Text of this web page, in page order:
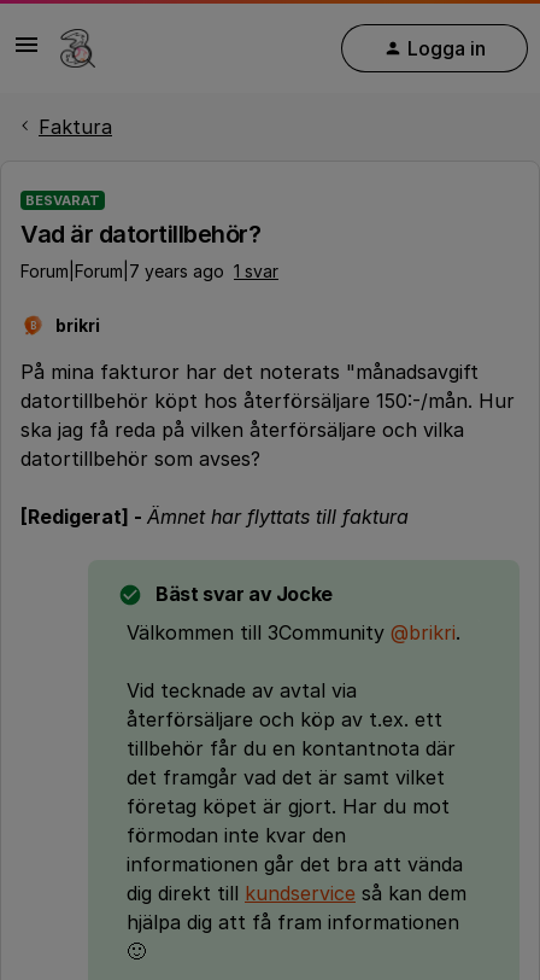
Logga in
Faktura
BESVARAT
Vad är datortillbehör?
Forum|Forum|7 years ago 1 svar
B brikri
På mina fakturor har det noterats "månadsavgift
datortillbehör köpt hos återförsäljare 150:-/mån. Hur
ska jag få reda på vilken återförsäljare och vilka
datortillbehör som avses?
[Redigerat] - Ämnet har flyttats till faktura
Bäst svar av Jocke
Välkommen till 3Community @brikri.
Vid tecknade av avtal via
återförsäljare och köp av t.ex. ett
tillbehör får du en kontantnota där
det framgår vad det är samt vilket
företag köpet är gjort. Har du mot
förmodan inte kvar den
informationen går det bra att vända
dig direkt till kundservice så kan dem
hjälpa dig att få fram informationen
🙂